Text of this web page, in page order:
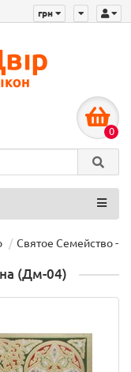
грн
0
Святое Семейство -
(Дм-04)